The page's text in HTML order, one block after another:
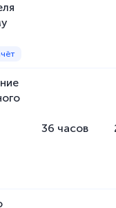
36 часов